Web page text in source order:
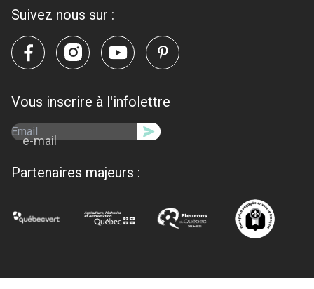
Suivez nous sur :
Vous inscrire à l'infolettre
e-mail
Partenaires majeurs :